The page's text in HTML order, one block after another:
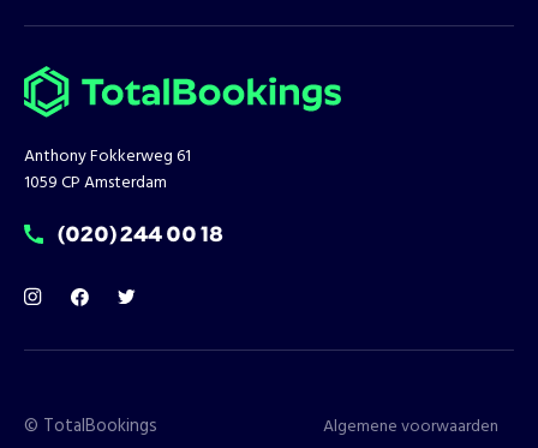
Anthony Fokkerweg 61
1059 CP Amsterdam
T:
(020) 244 00 18
© TotalBookings Algemene voorwaarden